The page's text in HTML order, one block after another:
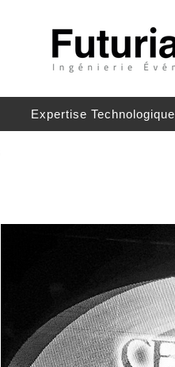
Expertise Technologique